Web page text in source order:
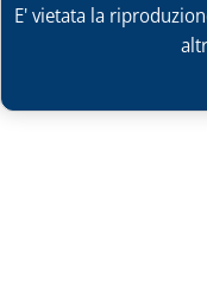
E' vietata la